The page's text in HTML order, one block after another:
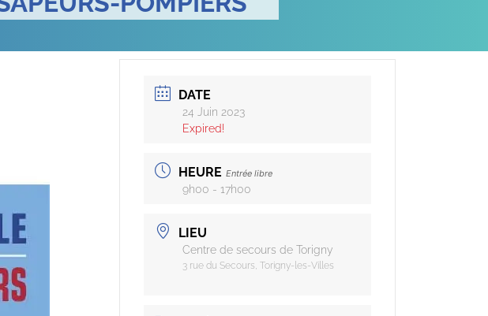
DATE
24 Juin 2023
Expired!
HEURE Entrée libre
9h00 - 17h00
LIEU
Centre de secours de Torigny
3 rue du Secours, Torigny-les-Villes